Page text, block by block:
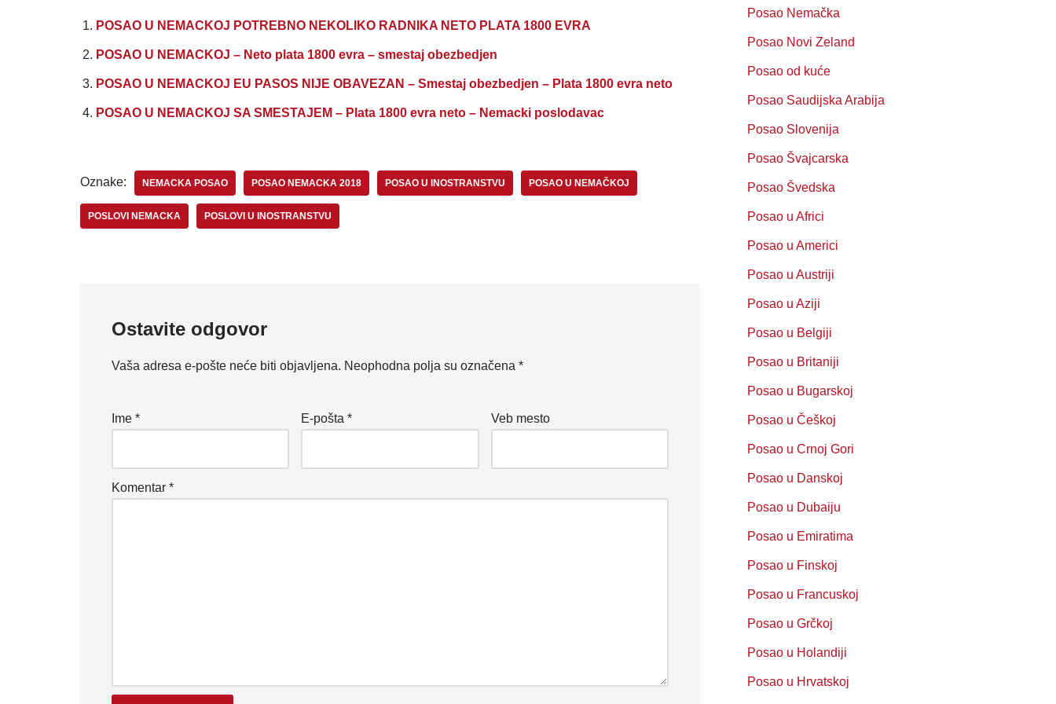
POSAO U NEMACKOJ POTREBNO NEKOLIKO RADNIKA NETO PLATA 1800 EVRA
POSAO U NEMACKOJ – Neto plata 1800 evra – smestaj obezbedjen
POSAO U NEMACKOJ EU PASOS NIJE OBAVEZAN – Smestaj obezbedjen – Plata 1800 evra neto
POSAO U NEMACKOJ SA SMESTAJEM – Plata 1800 evra neto – Nemacki poslodavac
Oznake: NEMACKA POSAO POSAO NEMACKA 2018 POSAO U INOSTRANSTVU POSAO U NEMAČKOJ
POSLOVI NEMACKA POSLOVI U INOSTRANSTVU
Ostavite odgovor
Vaša adresa e-pošte neće biti objavljena. Neophodna polja su označena *
Ime * E-pošta* Veb mesto
Komentar *
Posao Nemačka
Posao Novi Zeland
Posao od kuće
Posao Saudijska Arabija
Posao Slovenija
Posao Švajcarska
Posao Švedska
Posao u Africi
Posao u Americi
Posao u Austriji
Posao u Aziji
Posao u Belgiji
Posao u Britaniji
Posao u Bugarskoj
Posao u Češkoj
Posao u Crnoj Gori
Posao u Danskoj
Posao u Dubaiju
Posao u Emiratima
Posao u Finskoj
Posao u Francuskoj
Posao u Grčkoj
Posao u Holandiji
Posao u Hrvatskoj